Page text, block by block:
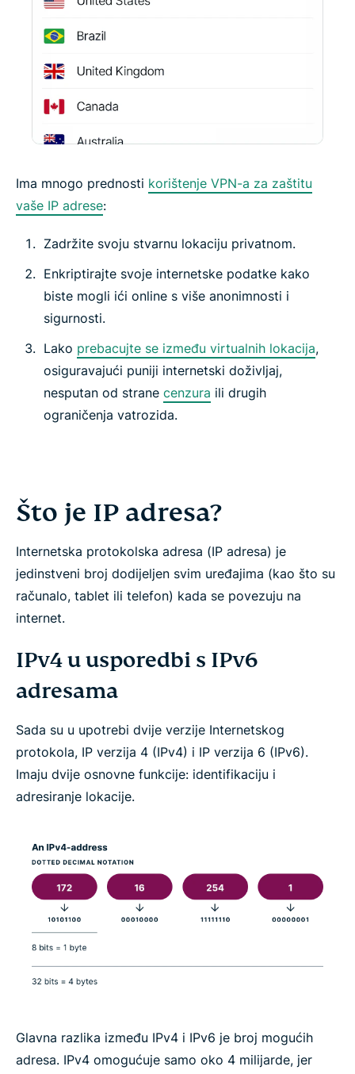
Ima mnogo prednosti korištenje VPN-a za zaštitu
vaše IP adrese:
Zadržite svoju stvarnu lokaciju privatnom.
Enkriptirajte svoje internetske podatke kako
biste mogli ići online s više anonimnosti i
sigurnosti.
Lako prebacujte se između virtualnih lokacija,
osiguravajući puniji internetski doživljaj,
nesputan od strane cenzura ili drugih
ograničenja vatrozida.
Što je IP adresa?
Internetska protokolska adresa (IP adresa) je
jedinstveni broj dodijeljen svim uređajima (kao što su
računalo, tablet ili telefon) kada se povezuju na
internet.
IPv4 u usporedbi s IPv6
adresama
Sada su u upotrebi dvije verzije Internetskog
protokola, IP verzija 4 (IPv4) i IP verzija 6 (IPv6).
Imaju dvije osnovne funkcije: identifikaciju i
adresiranje lokacije.
Glavna razlika između IPv4 i IPv6 je broj mogućih
adresa. IPv4 omogućuje samo oko 4 milijarde, jer